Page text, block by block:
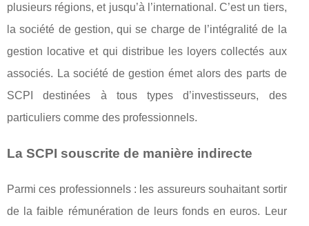
plusieurs régions, et jusqu’à l’international. C’est un tiers,
la société de gestion, qui se charge de l’intégralité de la
gestion locative et qui distribue les loyers collectés aux
associés. La société de gestion émet alors des parts de
SCPI destinées à tous types d’investisseurs, des
particuliers comme des professionnels.
La SCPI souscrite de manière indirecte
Parmi ces professionnels : les assureurs souhaitant sortir
de la faible rémunération de leurs fonds en euros. Leur